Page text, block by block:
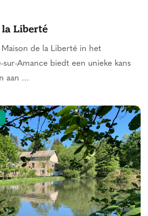
Liberté
de la Liberté in het
Amance biedt een unieke kans
aan ...